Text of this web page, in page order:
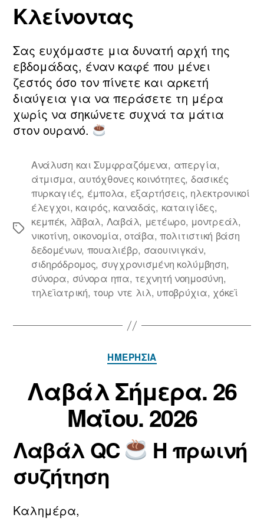
Κλείνοντας
Σας ευχόμαστε μια δυνατή αρχή της
εβδομάδας, έναν καφέ που μένει
ζεστός όσο τον πίνετε και αρκετή
διαύγεια για να περάσετε τη μέρα
χωρίς να σηκώνετε συχνά τα μάτια
στον ουρανό.
Ετικέτες
Ανάλυση και Συμφραζόμενα, απεργία,
άτμισμα, αυτόχθονες κοινότητες, δασικές
πυρκαγιές, έμπολα, εξαρτήσεις, ηλεκτρονικοί
έλεγχοι, καιρός, καναδάς, καταιγίδες,
κεμπέκ, λᾶβαλ, Λαβάλ, μετέωρο, μοντρεάλ,
νικοτίνη,οικονομία, οτάβα,πολιτιστική βάση
δεδομένων, πουαλιέβρ, σαουινιγκάν,
σιδηρόδρομος, συγχρονισμένη κολύμβηση,
σύνορα, σύνορα ηπα, τεχνητή νοημοσύνη,
τηλεϊατρική, τουρ ντε λιλ, υποβρύχια, χόκεϊ
Κατηγορίες
ΗΜΕΡΉΣΙΑ
Λαβάλ Σήμερα. 26
Μαΐου. 2026
Συντάκτης
άρθρου
Α
ό
τ
ο
ν/
τ
η
Ημ.
δημοσίευσης
6
Μ
α
ΐ
ο
υ
Λαβάλ QC
Η πρωινή
συζήτηση
Καλημέρα,